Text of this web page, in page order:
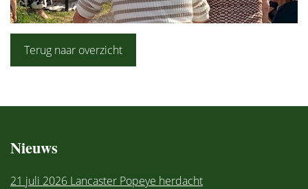
Terug naar overzicht
Nieuws
21 juli 2026 Lancaster Popeye herdacht